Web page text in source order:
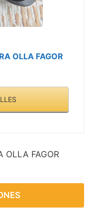
OLLA FAGOR
OLLA FAGOR